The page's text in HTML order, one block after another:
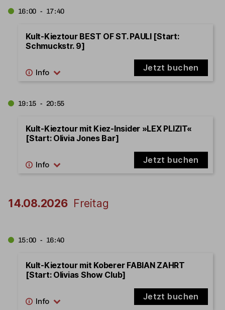
16:00 - 17:40
Kult-Kieztour BEST OF ST. PAULI [Start:
Schmuckstr. 9]
Jetzt buchen
19:15 - 20:55
Kult-Kieztour mit Kiez-Insider »LEX PLIZIT«
[Start: Olivia Jones Bar]
Jetzt buchen
14.08.2026 Freitag
15:00 - 16:40
Kult-Kieztour mit Koberer FABIAN ZAHRT
[Start: Olivias Show Club]
Jetzt buchen